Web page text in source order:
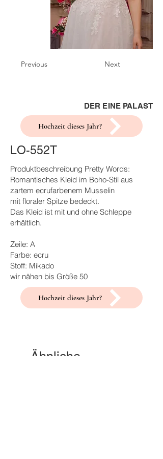
Previous Next
DER EINE PALAST
Hochzeit dieses Jahr?
LO-552T
Produktbeschreibung Pretty Words:
Romantisches Kleid im Boho-Stil aus
zartem ecrufarbenem Musselin
mit floraler Spitze bedeckt.
Das Kleid ist mit und ohne Schleppe
erhältlich.
Zeile: A
Farbe: ecru
Stoff: Mikado
wir nähen bis Größe 50
Hochzeit dieses Jahr?
Ähnliche